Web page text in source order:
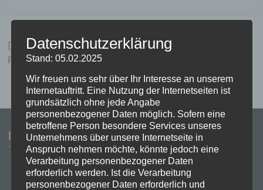
eV
[Best_Wordpress_Gallery id=“2″ gal_title=“25.11.23 –
Patenbitten“]
Instagram
Auf Instagram ansehen
Datenschutzerklärung
Stand: 05.02.2025
Wir freuen uns sehr über Ihr Interesse an unserem
Internetauftritt. Eine Nutzung der Internetseiten ist
grundsätzlich ohne jede Angabe
personenbezogener Daten möglich. Sofern eine
betroffene Person besondere Services unseres
Unternehmens über unsere Internetseite in
Anspruch nehmen möchte, könnte jedoch eine
Verarbeitung personenbezogener Daten
erforderlich werden. Ist die Verarbeitung
personenbezogener Daten erforderlich und